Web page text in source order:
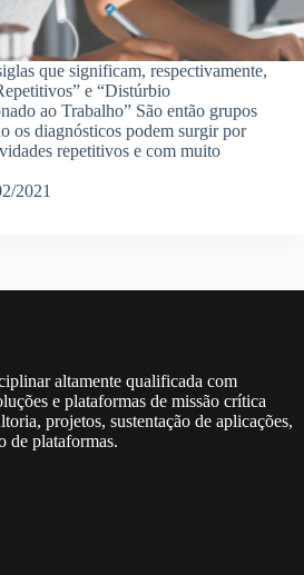
que significam, respectivamente,
e “Distúrbio
ao Trabalho” São então grupos
os diagnósticos podem surgir por
repetitivos e com muito
2021
altamente qualificada com
e plataformas de missão crítica
projetos, sustentação de aplicações,
de plataformas.